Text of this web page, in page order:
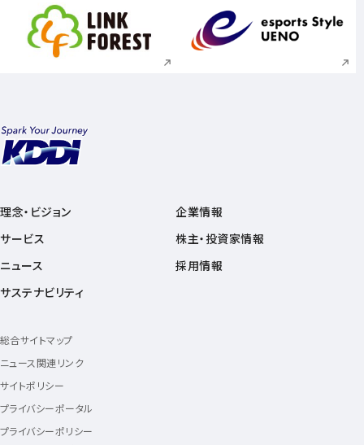
新規ウィンドウで開く 新規ウィンドウで
理念・ビジョン
サービス
ニュース
サステナビリティ
企業情報
株主・投資家情報
採用情報
総合サイトマップ
ニュース関連リンク
サイトポリシー
プライバシーポータル
プライバシーポリシー